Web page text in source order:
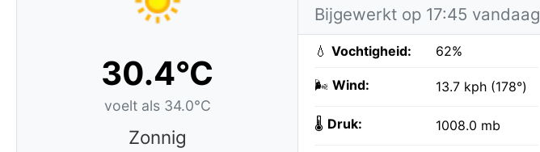
30.4°C
voelt als 34.0°C
Zonnig
Bijgewerkt op 17:45 vandaag
💧 Vochtigheid: 62%
🌬️ Wind: 13.7 kph (178°)
🌡️ Druk: 1008.0 mb